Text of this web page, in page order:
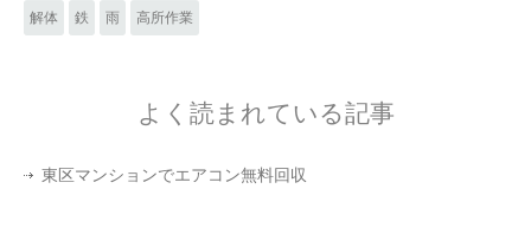
解体 鉄 雨 高所作業
よく読まれている記事
東区マンションでエアコン無料回収